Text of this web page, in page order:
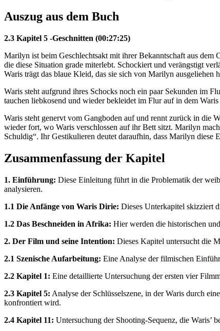
Auszug aus dem Buch
2.3 Kapitel 5 -Geschnitten (00:27:25)
Marilyn ist beim Geschlechtsakt mit ihrer Bekanntschaft aus
die diese Situation grade miterlebt. Schockiert und verängstigt
Waris trägt das blaue Kleid, das sie sich von Marilyn ausgeliehen
Waris steht aufgrund ihres Schocks noch ein paar Sekunden im
tauchen liebkosend und wieder bekleidet im Flur auf in dem
Waris steht genervt vom Gangboden auf und rennt zurück in die
wieder fort, wo Waris verschlossen auf ihr Bett sitzt. Marilyn
Schuldig“. Ihr Gestikulieren deutet daraufhin, dass Marilyn diese
Zusammenfassung der Kapitel
1. Einführung: Diese Einleitung führt in die Problematik der
analysieren.
1.1 Die Anfänge von Waris Dirie: Dieses Unterkapitel skizziert
1.2 Das Beschneiden in Afrika: Hier werden die historischen
2. Der Film und seine Intention: Dieses Kapitel untersucht die
2.1 Szenische Aufarbeitung: Eine Analyse der filmischen
2.2 Kapitel 1: Eine detaillierte Untersuchung der ersten vier
2.3 Kapitel 5: Analyse der Schlüsselszene, in der Waris durch
konfrontiert wird.
2.4 Kapitel 11: Untersuchung der Shooting-Sequenz, die